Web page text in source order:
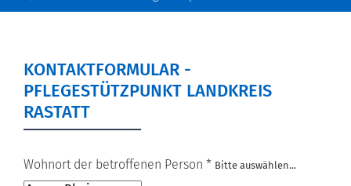
KONTAKTFORMULAR -
PFLEGESTÜTZPUNKT LANDKREIS
RASTATT
Wohnort der betroffenen Person * Bitte auswählen...